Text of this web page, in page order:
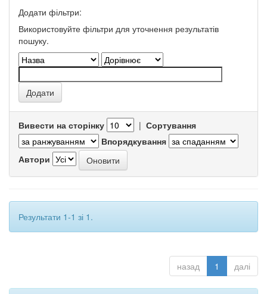
Додати фільтри:
Використовуйте фільтри для уточнення результатів
пошуку.
Вивести на сторінку | Сортування
Впорядкування
Автори
Результати 1-1 зі 1.
назад 1 далі